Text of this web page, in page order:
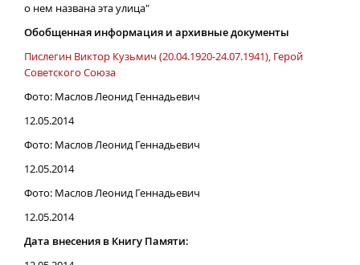
о нем названа эта улица"
Обобщенная информация и архивные документы
Пислегин Виктор Кузьмич (20.04.1920-24.07.1941), Герой
Советского Союза
Фото: Маслов Леонид Геннадьевич
12.05.2014
Фото: Маслов Леонид Геннадьевич
12.05.2014
Фото: Маслов Леонид Геннадьевич
12.05.2014
Дата внесения в Книгу Памяти: